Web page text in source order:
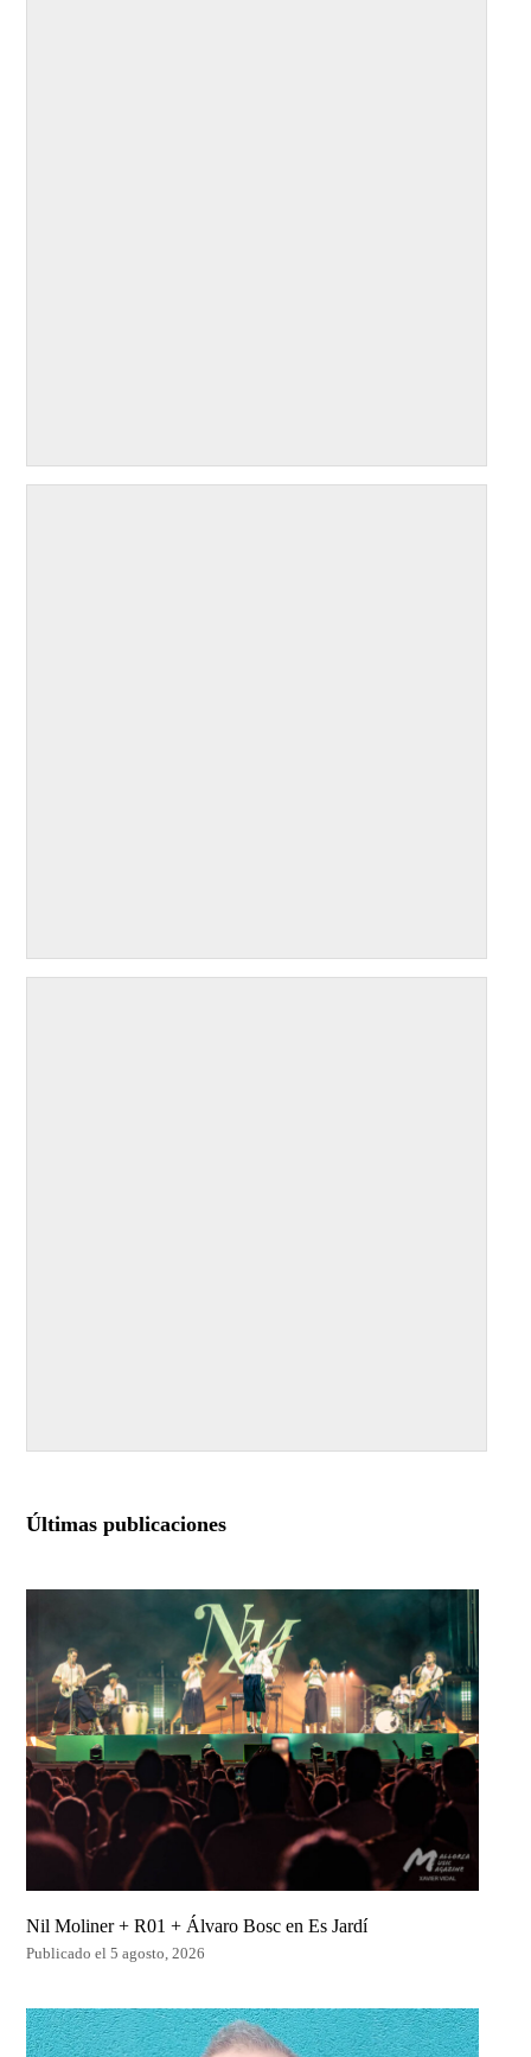
Últimas publicaciones
Nil Moliner + R01 + Álvaro Bosc en Es Jardí
Publicado el 5 agosto, 2026